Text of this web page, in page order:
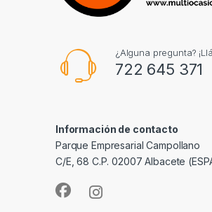
¿Alguna pregunta?
722 645 371
Información de contacto
Parque Empresarial Campollano
C/E, 68 C.P. 02007 Albacete